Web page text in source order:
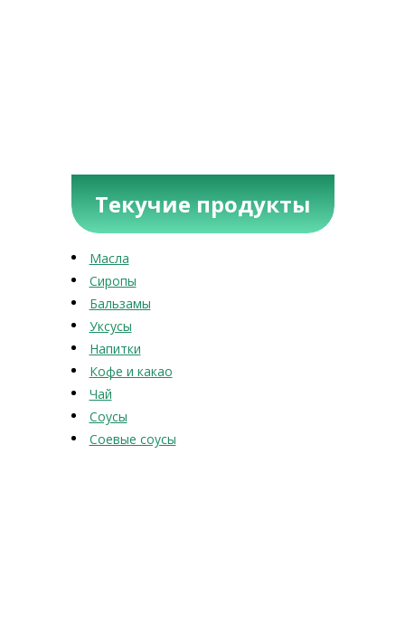
Текучие продукты
Масла
Сиропы
Бальзамы
Уксусы
Напитки
Кофе и какао
Чай
Соусы
Соевые соусы